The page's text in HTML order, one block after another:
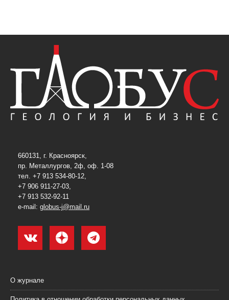
660131, г. Красноярск,
пр. Металлургов, 2ф, оф. 1-08
тел. +7 913 534-80-12,
+7 906 911-27-03,
+7 913 532-92-11
e-mail: globus-j@mail.ru
О журнале